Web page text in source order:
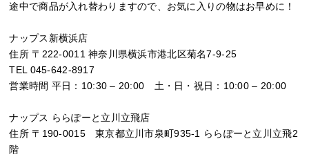
途中で商品が入れ替わりますので、お気に入りの物はお早めに！
ナップス新横浜店
住所 〒222-0011 神奈川県横浜市港北区菊名7-9-25
TEL 045-642-8917
営業時間 平日：10:30 – 20:00 土・日・祝日：10:00 – 20:00
ナップス ららぽーと立川立飛店
住所 〒190-0015 東京都立川市泉町935-1 ららぽーと立川立飛2
階